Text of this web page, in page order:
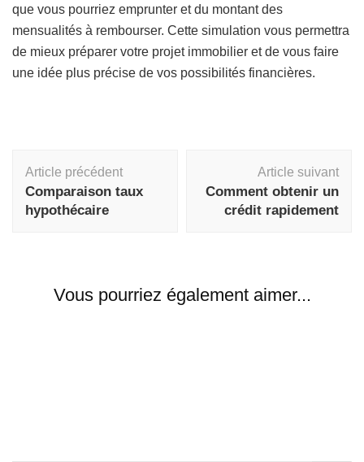
que vous pourriez emprunter et du montant des
mensualités à rembourser. Cette simulation vous permettra
de mieux préparer votre projet immobilier et de vous faire
une idée plus précise de vos possibilités financières.
d'article
Article précédent
Comparaison taux
hypothécaire
Article suivant
Comment obtenir un
crédit rapidement
Vous pourriez également aimer...